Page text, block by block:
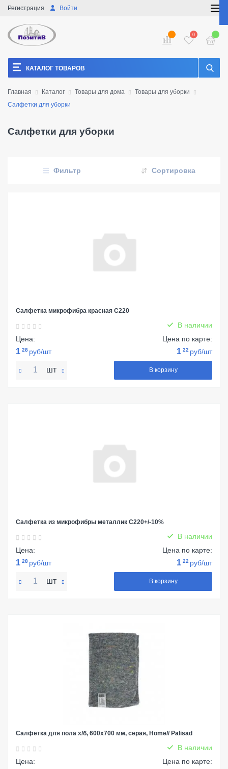
Войти
Регистрация
0
КАТАЛОГ ТОВАРОВ
Главная Каталог Товары для дома
Товары для уборки
Салфетки для уборки
Салфетки для уборки
Фильтр Сортировка
Салфетка микрофибра красная С220
В наличии
Цена:
1 28 руб/шт
Цена по карте:
1 22 руб/шт
шт В корзину
Салфетка из микрофибры металлик С220+/-10%
В наличии
Цена:
1 28 руб/шт
Цена по карте:
1 22 руб/шт
шт В корзину
Салфетка для пола х/б, 600x700 мм, серая, Home// Palisad
В наличии
Цена:
Цена по карте: